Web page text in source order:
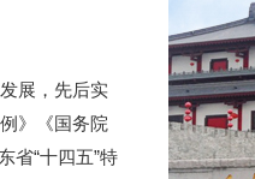
展，先后实
》《国务院
省“十四五”特